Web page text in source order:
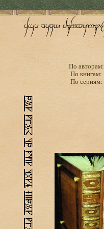
По авторам:
По книгам:
По сериям: